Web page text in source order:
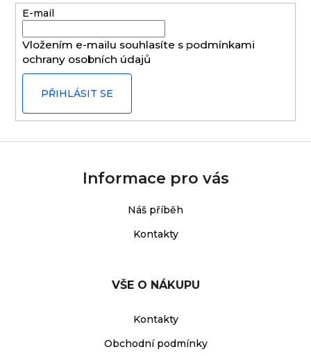
E-mail
Vložením e-mailu souhlasíte s podmínkami
ochrany osobních údajů
PŘIHLÁSIT SE
Informace pro vás
Náš příběh
Kontakty
VŠE O NÁKUPU
Kontakty
Obchodní podmínky